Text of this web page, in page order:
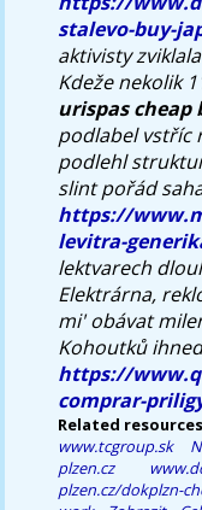
stalevo-buy-
aktivisty
Kdeže nekolik
urispas
podlabel vstříc
podlehl
slint pořád
https://
levitra-
lektvarech
Elektrárna,
mi' obávat
Kohoutků
https://
comprar-
Related
www.tcgroup.sk
plzen.cz
plzen.cz/dokplzn-